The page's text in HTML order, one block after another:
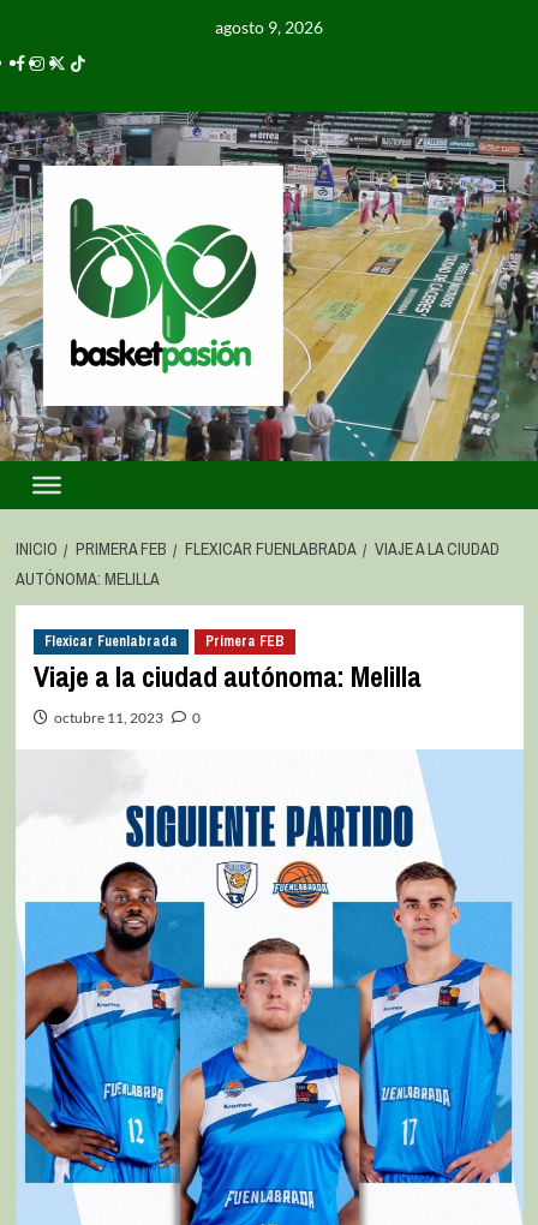
agosto 9, 2026
INICIO PRIMERA FEB FLEXICAR FUENLABRADA
VIAJE A LA CIUDAD
AUTÓNOMA: MELILLA
Flexicar Fuenlabrada Primera FEB
Viaje a la ciudad autónoma: Melilla
octubre 11, 2023 0